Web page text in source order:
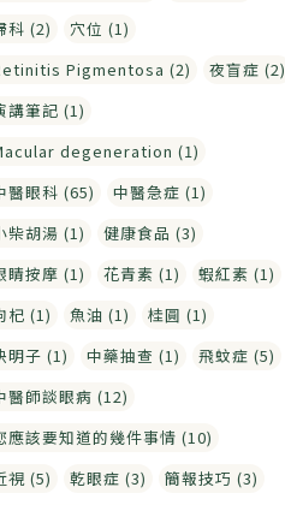
科 (2)
穴位 (1)
Pigmentosa (2)
夜盲症 (2)
講筆記 (1)
degeneration (1)
醫眼科 (65)
中醫急症 (1)
柴胡湯 (1)
健康食品 (3)
睛按摩 (1)
花青素 (1)
蝦紅素 (1)
杞 (1)
魚油 (1)
桂圓 (1)
明子 (1)
中藥抽查 (1)
飛蚊症 (5)
醫師談眼病 (12)
應該要知道的幾件事情 (10)
視 (5)
乾眼症 (3)
簡報技巧 (3)